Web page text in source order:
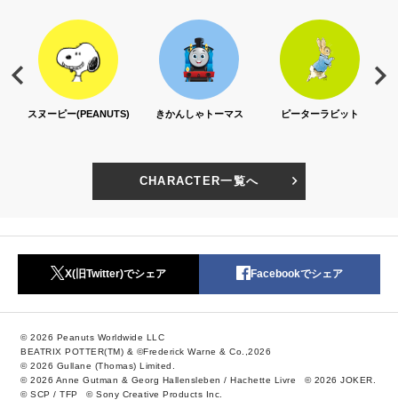
スヌーピー(PEANUTS) きかんしゃトーマス ピーターラビット
CHARACTER一覧へ
X(旧Twitter)でシェア Facebookでシェア
© 2026 Peanuts Worldwide LLC
BEATRIX POTTER(TM) & ©Frederick Warne & Co.,2026
© 2026 Gullane (Thomas) Limited.
© 2026 Anne Gutman & Georg Hallensleben / Hachette Livre
© 2026 JOKER.
© SCP / TFP
© Sony Creative Products Inc.